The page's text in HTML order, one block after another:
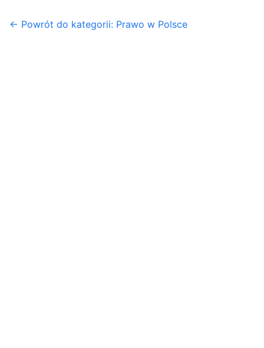
← Powrót do kategorii: Prawo w Polsce